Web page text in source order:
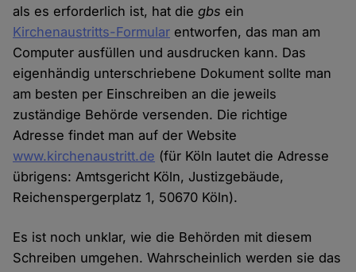
als es erforderlich ist, hat diegbs ein
Kirchenaustritts-Formular entworfen, das man am
Computer ausfüllen und ausdrucken kann. Das
eigenhändig unterschriebene Dokument sollte man
am besten per Einschreiben an die jeweils
zuständige Behörde versenden. Die richtige
Adresse findet man auf der Website
www.kirchenaustritt.de (für Köln lautet die Adresse
übrigens: Amtsgericht Köln, Justizgebäude,
Reichenspergerplatz 1, 50670 Köln).
Es ist noch unklar, wie die Behörden mit diesem
Schreiben umgehen. Wahrscheinlich werden sie das